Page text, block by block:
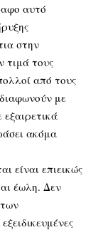
αυτό
στην
τιμά τους
από τους
με
ακόμα
είναι επιεικώς
έωλη. Δεν